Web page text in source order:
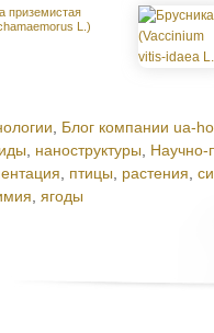
приземистая
L.)
, Блог компании ua-
, наноструктуры, Научно-
, птицы, растения,
, ягоды